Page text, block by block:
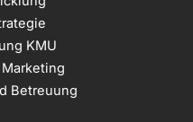
KMU
Betreuung